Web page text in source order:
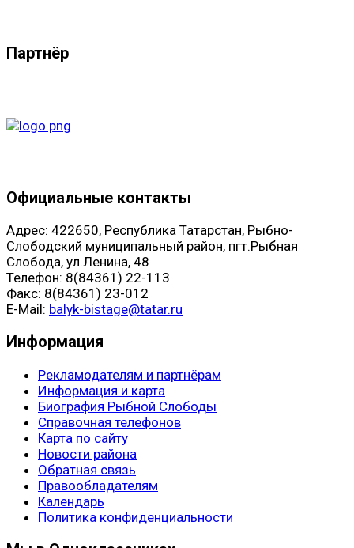
Партнёр
Официальные контакты
Адрес: 422650, Республика Татарстан, Рыбно-
Слободский муниципальный район, пгт.Рыбная
Слобода, ул.Ленина, 48
Телефон: 8(84361) 22-113
Факс: 8(84361) 23-012
E-Mail: balyk-bistage@tatar.ru
Информация
Рекламодателям и партнёрам
Информация и карта
Биография Рыбной Слободы
Справочная телефонов
Карта по сайту
Новости района
Обратная связь
Правообладателям
Календарь
Политика конфиденциальности